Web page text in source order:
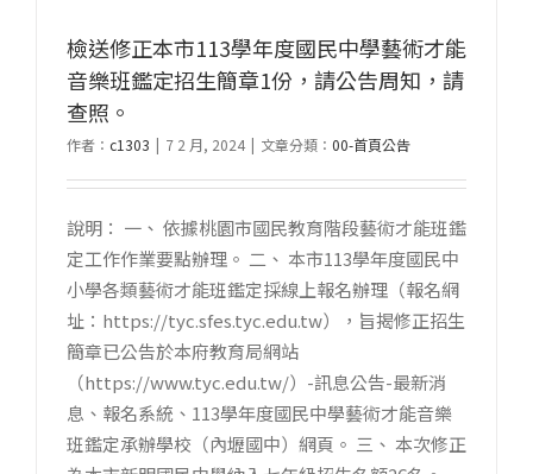
檢送修正本市113學年度國民中學藝術才能
音樂班鑑定招生簡章1份，請公告周知，請
查照。
作者： c1303 | 7 2 月, 2024 | 文章分類： 00-首頁公告
說明： 一、 依據桃園市國民教育階段藝術才能班鑑
定工作作業要點辦理。 二、 本市113學年度國民中
小學各類藝術才能班鑑定採線上報名辦理（報名網
址：https://tyc.sfes.tyc.edu.tw），旨揭修正招生
簡章已公告於本府教育局網站
（https://www.tyc.edu.tw/）-訊息公告-最新消
息、報名系統、113學年度國民中學藝術才能音樂
班鑑定承辦學校（內壢國中）網頁。 三、 本次修正